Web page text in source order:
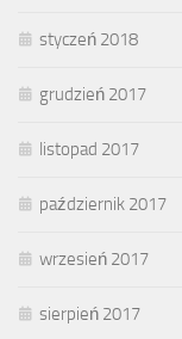
styczeń 2018
grudzień 2017
listopad 2017
październik 2017
wrzesień 2017
sierpień 2017